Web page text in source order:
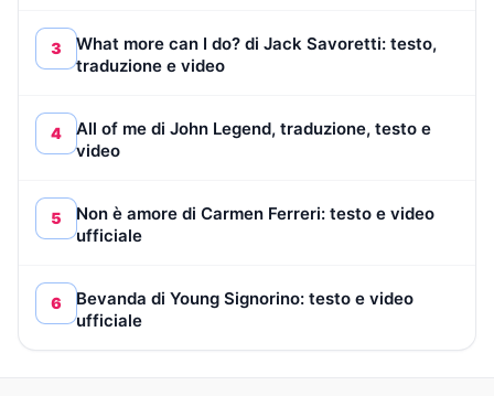
3
What more can I do? di Jack Savoretti: testo,
traduzione e video
4
All of me di John Legend, traduzione, testo e
video
5
Non è amore di Carmen Ferreri: testo e video
ufficiale
6
Bevanda di Young Signorino: testo e video
ufficiale